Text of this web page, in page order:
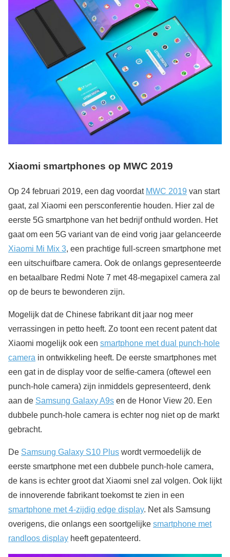
Xiaomi smartphones op MWC 2019
Op 24 februari 2019, een dag voordat MWC 2019 van start
gaat, zal Xiaomi een persconferentie houden. Hier zal de
eerste 5G smartphone van het bedrijf onthuld worden. Het
gaat om een 5G variant van de eind vorig jaar gelanceerde
Xiaomi Mi Mix 3, een prachtige full-screen smartphone met
een uitschuifbare camera. Ook de onlangs gepresenteerde
en betaalbare Redmi Note 7 met 48-megapixel camera zal
op de beurs te bewonderen zijn.
Mogelijk dat de Chinese fabrikant dit jaar nog meer
verrassingen in petto heeft. Zo toont een recent patent dat
Xiaomi mogelijk ook een smartphone met dual punch-hole
camera in ontwikkeling heeft. De eerste smartphones met
een gat in de display voor de selfie-camera (oftewel een
punch-hole camera) zijn inmiddels gepresenteerd, denk
aan de Samsung Galaxy A9s en de Honor View 20. Een
dubbele punch-hole camera is echter nog niet op de markt
gebracht.
De Samsung Galaxy S10 Plus wordt vermoedelijk de
eerste smartphone met een dubbele punch-hole camera,
de kans is echter groot dat Xiaomi snel zal volgen. Ook lijkt
de innoverende fabrikant toekomst te zien in een
smartphone met 4-zijdig edge display. Net als Samsung
overigens, die onlangs een soortgelijke smartphone met
randloos display heeft gepatenteerd.